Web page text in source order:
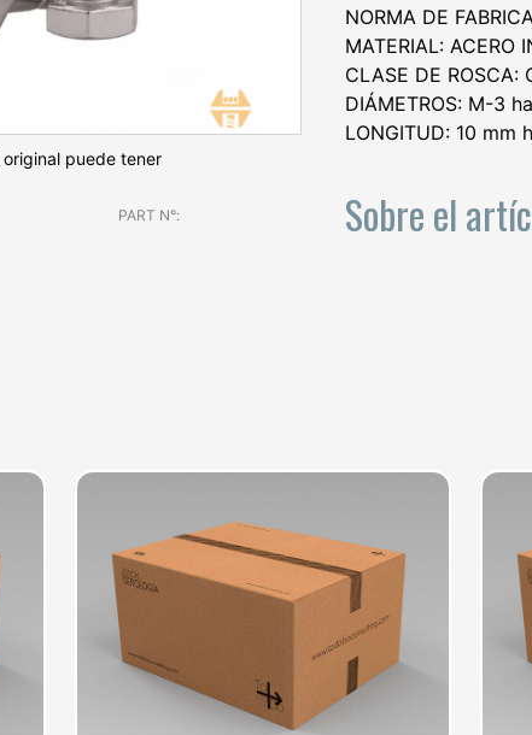
puede tener
PART N°:
NORMA DE
MATERIAL: ACERO
CLASE DE ROSCA:
DIÁMETROS: M-3
LONGITUD: 10 mm
Sobre el